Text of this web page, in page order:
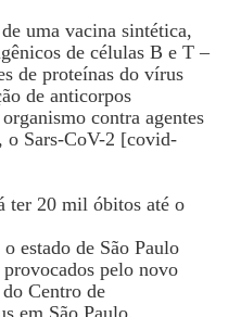
uma vacina sintética,
de células B e T –
de proteínas do vírus
de anticorpos
contra agentes
o Sars-CoV-2 [covid-
ter 20 mil óbitos até o
estado de São Paulo
pelo novo
Centro de